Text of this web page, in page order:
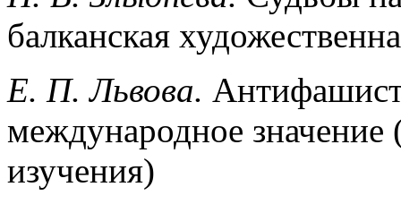
балканская
Е. П. Львова.
международное значение
изучения)